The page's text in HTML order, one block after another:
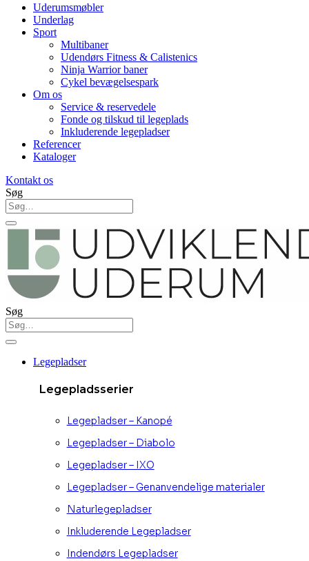
Uderumsmøbler
Underlag
Sport
Multibaner
Udendørs Fitness & Calistenics
Ninja Warrior baner
Cykel bevægelsespark
Om os
Service & reservedele
Fonde og tilskud til legeplads
Inkluderende legepladser
Referencer
Kataloger
Kontakt os
Søg
Søg
Legepladser
Legepladsserier
Legepladser – Kanopé
Legepladser – Diabolo
Legepladser – IXO
Legepladser – Genanvendelige materialer
Naturlegepladser
Inkluderende Legepladser
Indendørs Legepladser